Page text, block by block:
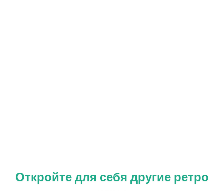
Откройте для себя другие ретро